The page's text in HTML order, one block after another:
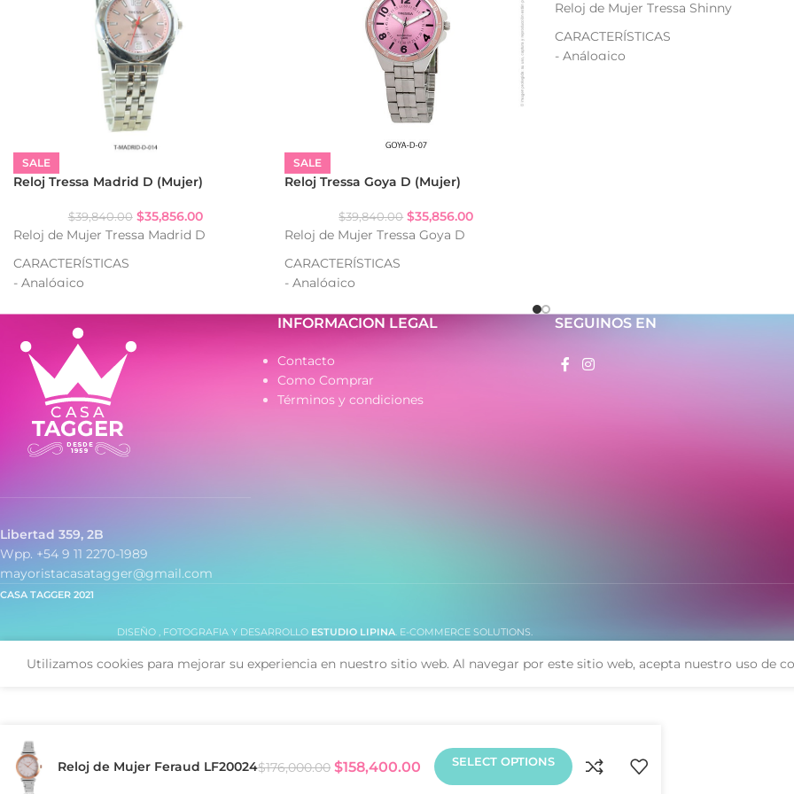
SALE
Reloj Tressa Madrid D (Mujer)
$39,840.00 $35,856.00
Reloj de Mujer Tressa Madrid D
CARACTERÍSTICAS
- Analógico
- Malla de metal
SALE
Reloj Tressa Goya D (Mujer)
$39,840.00 $35,856.00
Reloj de Mujer Tressa Goya D
CARACTERÍSTICAS
- Analógico
- Caja de metal
Reloj de Mujer Tressa Shinny
CARACTERÍSTICAS
- Análogico
Libertad 359, 2B
Wpp. +54 9 11 2270-1989
mayoristacasatagger@gmail.com
INFORMACION LEGAL
Contacto
Como Comprar
Términos y condiciones
SEGUINOS EN
CASA TAGGER 2021
DISEÑO , FOTOGRAFIA Y DESARROLLO ESTUDIO LIPINA. E-COMMERCE SOLUTIONS.
Utilizamos cookies para mejorar su experiencia en nuestro sitio web. Al navegar por este sitio web, acepta nuestro uso de
Reloj de Mujer Feraud LF20024$176,000.00 $158,400.00 SELECT OPTIONS